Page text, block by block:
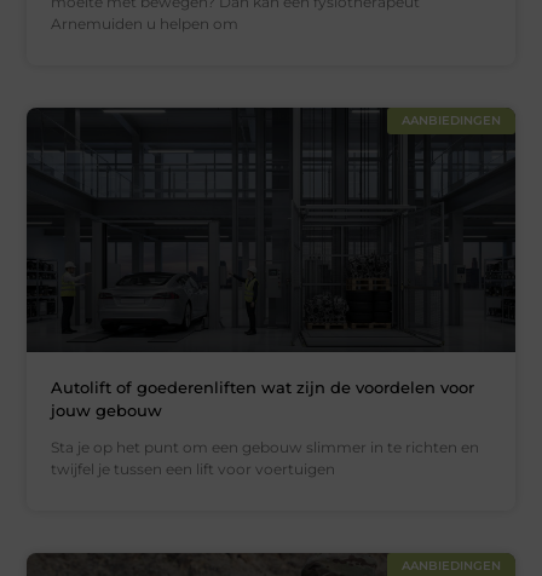
Arnemuiden u helpen om
AANBIEDINGEN
Autolift of goederenliften wat zijn de voordelen voor
jouw gebouw
Sta je op het punt om een gebouw slimmer in te richten en
twijfel je tussen een lift voor voertuigen
AANBIEDINGEN